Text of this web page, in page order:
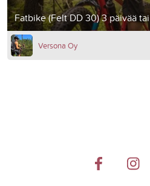
Fatbike (Felt DD 30) 3 päivää
Versona Oy